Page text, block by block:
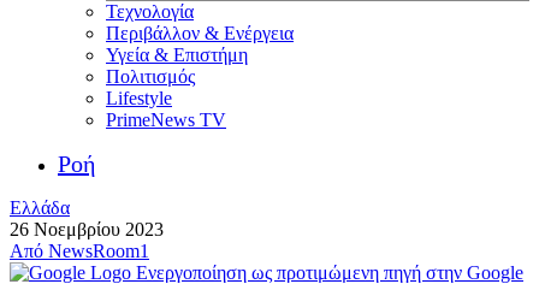
Τεχνολογία
Περιβάλλον & Ενέργεια
Υγεία & Επιστήμη
Πολιτισμός
Lifestyle
PrimeNews TV
Ροή
Ελλάδα
26 Νοεμβρίου 2023
Από NewsRoom1
Ενεργοποίηση ως προτιμώμενη πηγή στην Google